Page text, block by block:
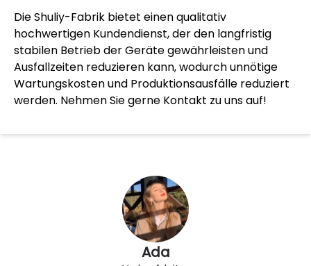
Ada
Die Shuliy-Fabrik bietet einen qualitativ
hochwertigen Kundendienst, der den langfristig
stabilen Betrieb der Geräte gewährleisten und
Ausfallzeiten reduzieren kann, wodurch unnötige
Wartungskosten und Produktionsausfälle reduziert
werden. Nehmen Sie gerne Kontakt zu uns auf!